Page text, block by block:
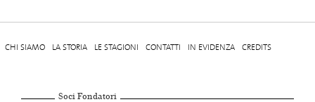
CHI SIAMO LA STORIA LE STAGIONI CONTATTI IN EVIDENZA CREDITS
Soci Fondatori